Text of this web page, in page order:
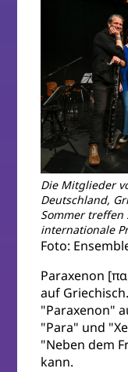
Die Mitglieder
Deutschland,
Sommer treffen
internationale
Foto:
Paraxenon
auf
"Paraxenon"
"Para" und
"Neben dem
kann.